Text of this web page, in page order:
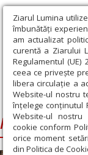
Ziarul Lumina
îmbunătăți
am actualizat
curentă a Ziarului
Regulamentul
ceea ce privește
libera circulație a
Website-ul nostru
înțelege conținutul
Website-ul
cookie conform
orice moment
din Politica de
Ziarul Lumina ›
hirotonie